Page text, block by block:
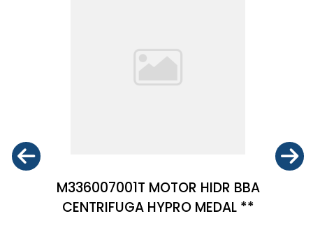
M336007001T MOTOR HIDR BBA
CENTRIFUGA HYPRO MEDAL **